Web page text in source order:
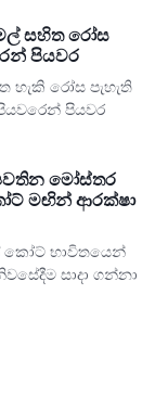
සහිත රෝස
පියවර
හැකි රෝස පැහැති
පියවර
මෝස්තර
මඟින් ආරක්ෂා
කෝට් භාවිතයෙන්
සාදා ගන්නා